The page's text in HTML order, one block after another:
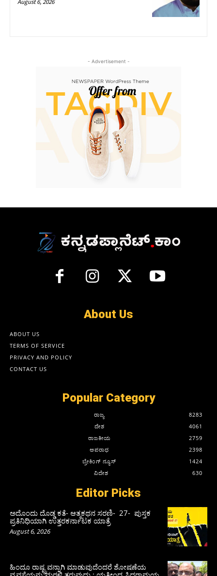
August 6, 2026
- Advertisement -
About Us
ABOUT US
TERMS OF SERVICE
PRIVACY AND POLICY
CONTACT US
Popular Category
ರಾಜ್ಯ
8283
ದೇಶ
4061
ರಾಜಕೀಯ
2759
ಅಪರಾಧ
2398
ಬ್ರೇಕಿಂಗ್ ನ್ಯೂಸ್
1424
ವಿದೇಶ
630
Editor Picks
ಅದೊಂದು ದೊಡ್ಡ ಕತೆ- ಆತ್ಮಕಥನ ಸರಣಿ- 27- ಪುಸ್ತಕ
ಪ್ರತಿನಿಧಿಯಾಗಿ ಉತ್ತರಕರ್ನಾಟಕ ಯಾತ್ರೆ
August 6, 2026
ಹಿಂದೂ ರಾಷ್ಟ್ರವನ್ನಾಗಿ ಮಾಡುವುದೆಂದರೆ ಶೋಷಣೆಯ